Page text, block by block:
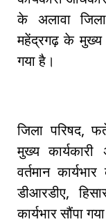
के अलावा
महेंद्रगढ़ के मुख्य
गया है।
जिला परिषद,
मुख्य
वर्तमान
डीआरडीए,
कार्यभार सौंपा